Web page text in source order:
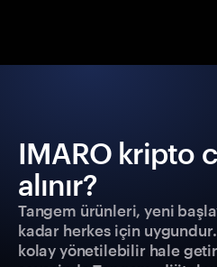
IMARO kripto
alınır?
Tangem ürünleri, yeni
kadar herkes için
kolay yönetilebilir hale